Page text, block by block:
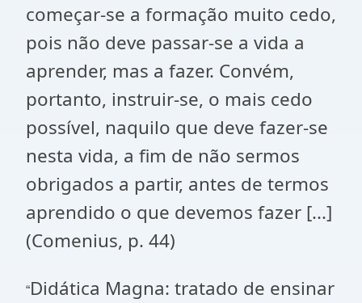
começar-se a formação muito cedo,
pois não deve passar-se a vida a
aprender, mas a fazer. Convém,
portanto, instruir-se, o mais cedo
possível, naquilo que deve fazer-se
nesta vida, a fim de não sermos
obrigados a partir, antes de termos
aprendido o que devemos fazer [...]
(Comenius, p. 44)
“Didática Magna: tratado de ensinar